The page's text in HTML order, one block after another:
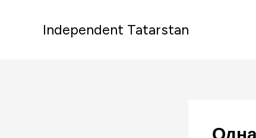
Independent Tatarstan